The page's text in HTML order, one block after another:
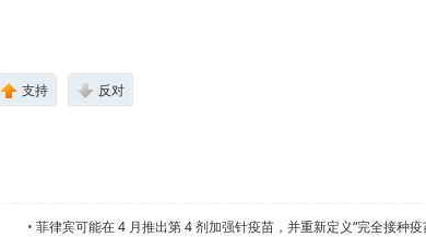
支持 反对
•菲律宾可能在 4 月推出第 4 剂加强针疫苗，并重新定义“完全接种疫